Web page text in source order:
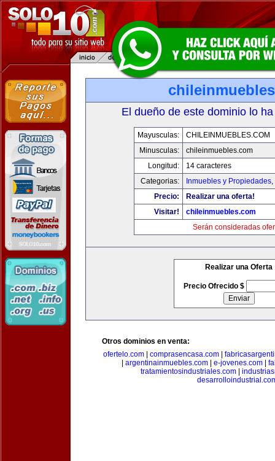
El dueño de este dominio lo
Mayusculas:
CHILEINMUEBLES.COM
Minusculas:
chileinmuebles.com
Longitud:
14 caracteres
Categorias:
Inmuebles y Propiedades,
Precio:
Realizar una oferta!
Visitar!
chileinmuebles.com
Serán consideradas
Realizar una Oferta
Precio Ofrecido $
Otros dominios en venta:
ofertelo.com| comprasencasa.com|
argentinainmuebles.com| e-jovenes.com|
tratamientosindustriales.com